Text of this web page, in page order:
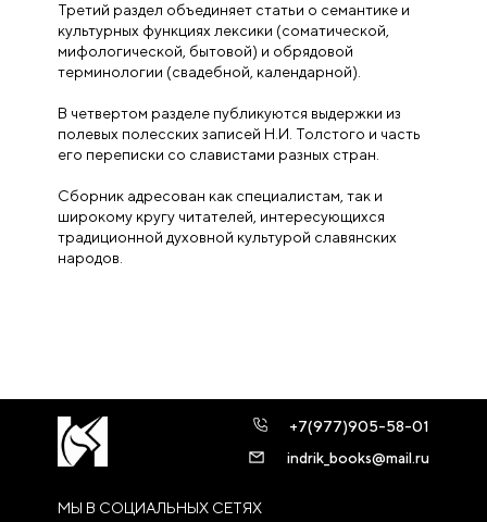
Третий раздел объединяет статьи о семантике и
культурных функциях лексики (соматической,
мифологической, бытовой) и обрядовой
терминологии (свадебной, календарной).
В четвертом разделе публикуются выдержки из
полевых полесских записей Н.И. Толстого и часть
его переписки со славистами разных стран.
Сборник адресован как специалистам, так и
широкому кругу читателей, интересующихся
традиционной духовной культурой славянских
народов.
МЫ В СОЦИАЛЬНЫХ СЕТЯХ
+7(977)905-58-01
indrik_books@mail.ru